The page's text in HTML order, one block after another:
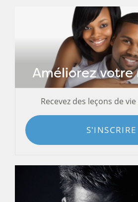
Améliorez
Recevez des leçons de
S'INSCRIRE